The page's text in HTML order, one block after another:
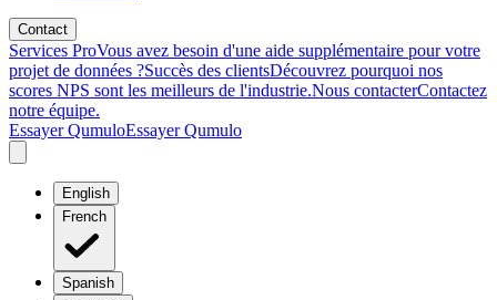
Contact
Services ProVous avez besoin d'une aide supplémentaire pour votre
projet de données ?Succès des clientsDécouvrez pourquoi nos
scores NPS sont les meilleurs de l'industrie.Nous contacterContactez
notre équipe.
Essayer QumuloEssayer Qumulo
English
French
Spanish